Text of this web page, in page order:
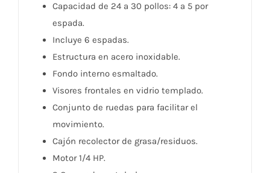
Capacidad de 24 a 30 pollos: 4 a 5 por
espada.
Incluye 6 espadas.
Estructura en acero inoxidable.
Fondo interno esmaltado.
Visores frontales en vidrio templado.
Conjunto de ruedas para facilitar el
movimiento.
Cajón recolector de grasa/residuos.
Motor 1/4 HP.